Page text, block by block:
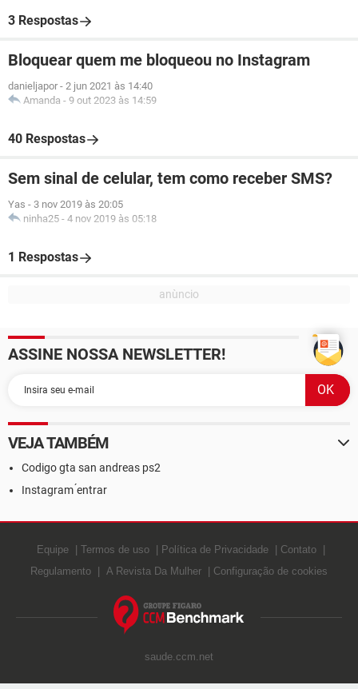
3 Respostas
Bloquear quem me bloqueou no Instagram
danieljapor - 2 jun 2021 às 14:40
Amanda - 9 out 2023 às 14:59
40 Respostas
Sem sinal de celular, tem como receber SMS?
Yas - 3 nov 2019 às 20:05
ninha25 - 4 nov 2019 às 05:18
1 Respostas
ASSINE NOSSA NEWSLETTER!
VEJA TAMBÉM
Codigo gta san andreas ps2
Instagram ́entrar
Equipe Termos de uso Política de Privacidade
Contato
Regulamento
A Revista Da Mulher Configuração de cookies
saude.ccm.net